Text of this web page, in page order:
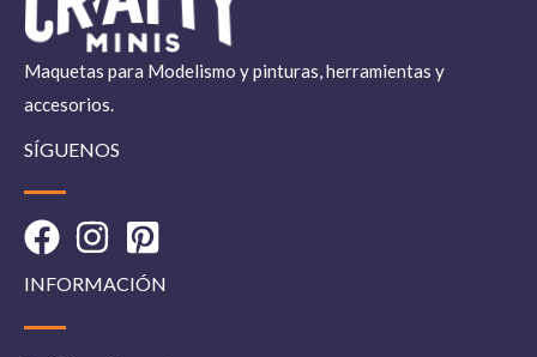
Maquetas para Modelismo y pinturas, herramientas y
accesorios.
SÍGUENOS
INFORMACIÓN